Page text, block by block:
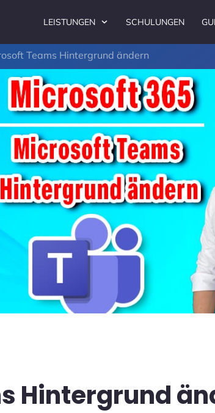
LEISTUNGEN SCHULUNGEN
Teams Hintergrund ändern
Hintergrund